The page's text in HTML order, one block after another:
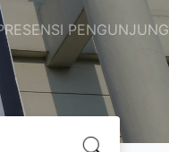
PENGUNJUNG